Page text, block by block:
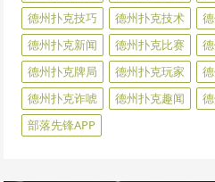
德州扑克技巧
德州扑克技术
德州扑克新闻
德州扑克比赛
德州扑克牌局
德州扑克玩家
德州扑克诈唬
德州扑克趣闻
部落先锋APP